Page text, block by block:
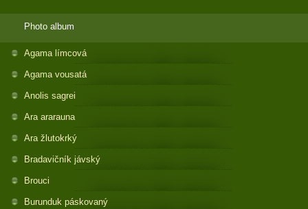
Photo album
Agama límcová
Agama vousatá
Anolis sagrei
Ara ararauna
Ara žlutokrký
Bradavičník jávský
Brouci
Burunduk páskovaný